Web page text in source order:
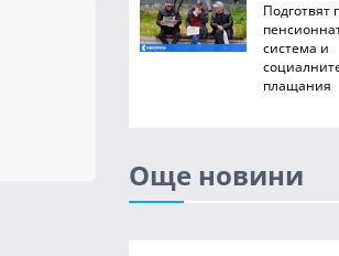
Подготвят
система и
плащания
Още новини